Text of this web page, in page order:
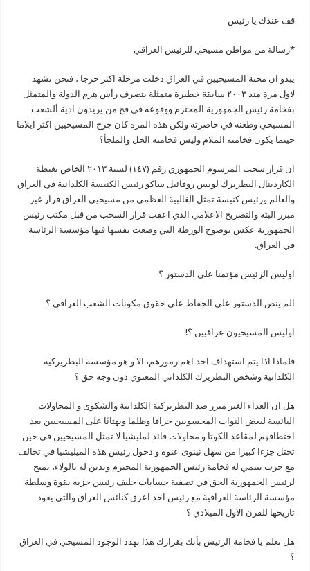
قف عندك يا رئيس
*رسالة من مواطن مسيحي للرئيس العراقي
يبدو ان محنة المسيحيين في العراق دخلت مرحلة اكثر حرجا ، فنحن نشهد
لاول مرة منذ ٢٠٠٣ سابقة خطيرة متمثلة بتصرف رأس هرم الدولة والمتمثل
بفخامة رئيس الجمهورية المحترم ووقوعه في فخ من يريدون اذية ألشعب
المسيحي وطعنه في خاصرته ولكن هذه المرة كان جرح المسيحيين اكثر ايلاما
حينما يكون فخامته الملام وليس فخامته الحل والملجأ؟
ان قرار سحب المرسوم الجمهوري رقم (١٤٧) لسنة ٢٠١٣ الخاص بغبطة
الكاردينال البطريرك لويس روفائيل ساكو رئيس الكنيسة الكلدانية في العراق
والعالم ورئيس كنيسة تمثل الغالبية العظمى من مسيحيي العراق قرار غير
مبرر البتة والتصريح الاعلامي الذي اعقب قرار السحب من قبل مكتب رئيس
الجمهورية عكس بوضوح الورطة التي وضعت نفسها فيها مؤسسة الرئاسة
في العراق.
اوليس الرئيس مؤتمنا على الدستور ؟
الم ينص الدستور على الحفاظ على حقوق مكونات الشعب العراقي ؟
اوليس المسيحيون عراقيين ؟!
فلماذا اذا يتم استهداف احد اهم رموزهم، الا و هو مؤسسة البطريركية
الكلدانية وشخص البطريرك الكلداني المعنوي دون وجه حق ؟
هل ان العداء الغير مبرر ضد البطريركية الكلدانية والشكوى و المحاولات
اليائسة لبعض النواب المحسوبين جزافا وظلما وبهتانًا على المسيحيين بعد
اختطافهم لمقاعد الكوتا و محاولات قائد لمليشيا لا تمثل المسيحيين في حين
تحتل جزءا كبيرا من سهل نينوى عنوة و دخول رئيس هذه الميليشيا في تحالف
مع حزب ينتمي له فخامة رئيس الجمهورية المحترم ويدين له بالولاء، يمنح
لرئيس الجمهورية الحق في تصفية حسابات حليف رئيس حزبه بقوة وسلطة
مؤسسة الرئاسة العراقية مع رئيس احد اعرق كنائس العراق والتي يعود
تاريخها للقرن الاول الميلادي ؟
هل تعلم يا فخامة الرئيس بأنك بقرارك هذا تهدد الوجود المسيحي في العراق
؟